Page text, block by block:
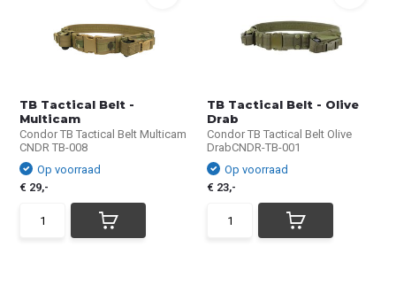
TB Tactical Belt -
Multicam
Condor TB Tactical Belt Multicam
CNDR TB-008
Op voorraad
€ 29,-
TB Tactical Belt - Olive
Drab
Condor TB Tactical Belt Olive
DrabCNDR-TB-001
Op voorraad
€ 23,-